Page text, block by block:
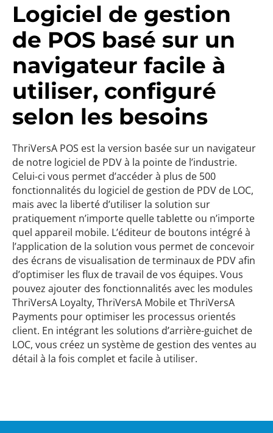
Logiciel de gestion
de POS basé sur un
navigateur facile à
utiliser, configuré
selon les besoins
ThriVersA POS est la version basée sur un navigateur
de notre logiciel de PDV à la pointe de l’industrie.
Celui-ci vous permet d’accéder à plus de 500
fonctionnalités du logiciel de gestion de PDV de LOC,
mais avec la liberté d’utiliser la solution sur
pratiquement n’importe quelle tablette ou n’importe
quel appareil mobile. L’éditeur de boutons intégré à
l’application de la solution vous permet de concevoir
des écrans de visualisation de terminaux de PDV afin
d’optimiser les flux de travail de vos équipes. Vous
pouvez ajouter des fonctionnalités avec les modules
ThriVersA Loyalty, ThriVersA Mobile et ThriVersA
Payments pour optimiser les processus orientés
client. En intégrant les solutions d’arrière-guichet de
LOC, vous créez un système de gestion des ventes au
détail à la fois complet et facile à utiliser.